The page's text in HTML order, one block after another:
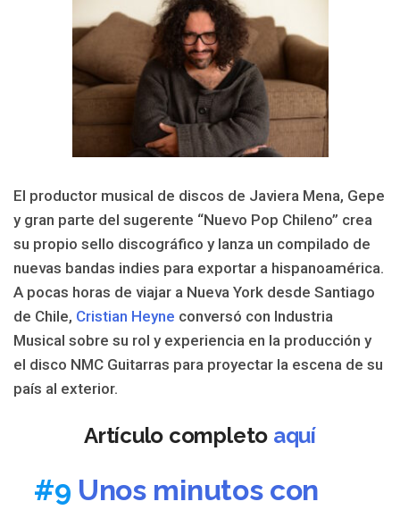
El productor musical de discos de Javiera Mena, Gepe
y gran parte del sugerente “Nuevo Pop Chileno” crea
su propio sello discográfico y lanza un compilado de
nuevas bandas indies para exportar a hispanoamérica.
A pocas horas de viajar a Nueva York desde Santiago
de Chile, Cristian Heyne conversó con Industria
Musical sobre su rol y experiencia en la producción y
el disco NMC Guitarras para proyectar la escena de su
país al exterior.
Artículo completo aquí
#9 Unos minutos con